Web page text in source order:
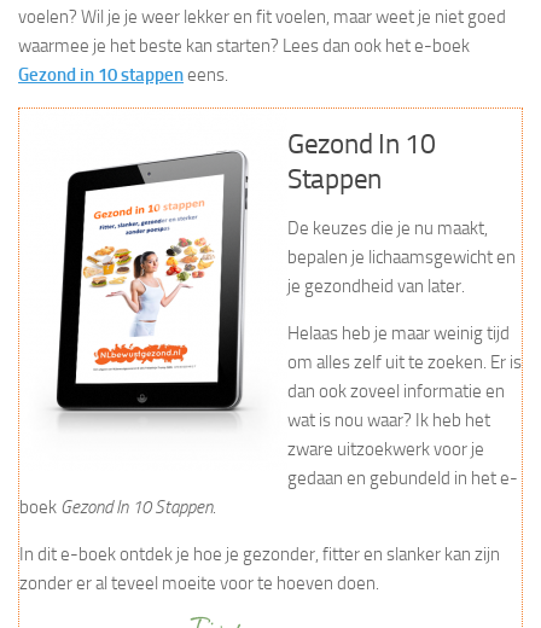
voelen? Wil je je weer lekker en fit voelen, maar weet je niet goed
waarmee je het beste kan starten? Lees dan ook het e-boek
Gezond in 10 stappeneens.
Gezond In 10
Stappen
De keuzes die je nu maakt,
bepalen je lichaamsgewicht en
je gezondheid van later.
Helaas heb je maar weinig tijd
om alles zelf uit te zoeken. Er is
dan ook zoveel informatie en
wat is nou waar? Ik heb het
zware uitzoekwerk voor je
gedaan en gebundeld in het e-
boek Gezond In 10 Stappen.
In dit e-boek ontdek je hoe je gezonder, fitter en slanker kan zijn
zonder er al teveel moeite voor te hoeven doen.